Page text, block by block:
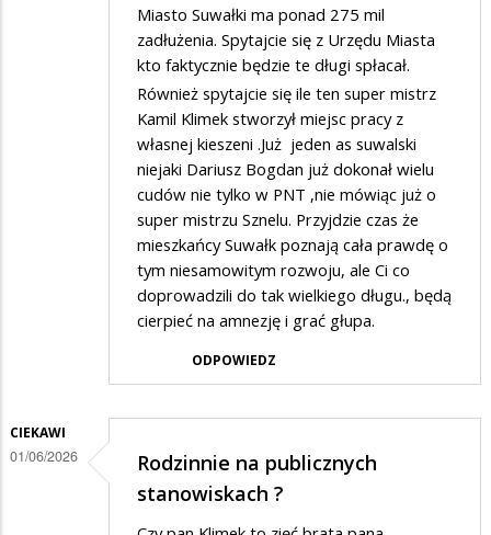
Miasto Suwałki ma ponad 275 mil
zadłużenia. Spytajcie się z Urzędu Miasta
kto faktycznie będzie te długi spłacał.
Również spytajcie się ile ten super mistrz
Kamil Klimek stworzył miejsc pracy z
własnej kieszeni .Już jeden as suwalski
niejaki Dariusz Bogdan już dokonał wielu
cudów nie tylko w PNT ,nie mówiąc już o
super mistrzu Sznelu. Przyjdzie czas że
mieszkańcy Suwałk poznają cała prawdę o
tym niesamowitym rozwoju, ale Ci co
doprowadzili do tak wielkiego długu., będą
cierpieć na amnezję i grać głupa.
ODPOWIEDZ
CIEKAWI
01/06/2026
Rodzinnie na publicznych
stanowiskach ?